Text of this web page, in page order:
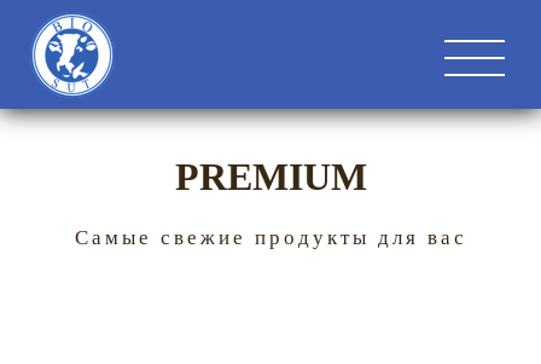
PREMIUM
Самые свежие продукты для вас